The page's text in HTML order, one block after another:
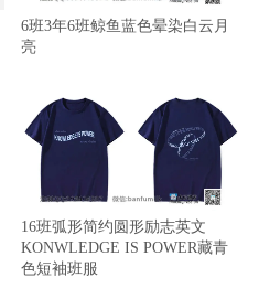
6班3年6班鲸鱼蓝色晕染白云月
亮
16班弧形简约圆形励志英文
KONWLEDGE IS POWER藏青
色短袖班服